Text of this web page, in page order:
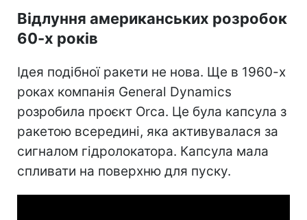
Відлуння американських розробок
60-х років
Ідея подібної ракети не нова. Ще в 1960-х
роках компанія General Dynamics
розробила проєкт Orca. Це була капсула з
ракетою всередині, яка активувалася за
сигналом гідролокатора. Капсула мала
спливати на поверхню для пуску.